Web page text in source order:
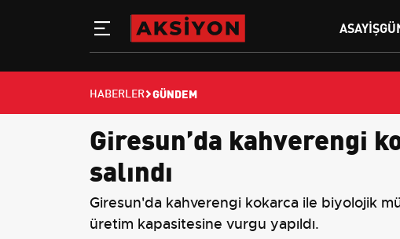
ASAYIŞ
HABERLER GÜNDEM
Giresun’da kahverengi
salındı
Giresun'da kahverengi kokarca ile biyolojik
üretim kapasitesine vurgu yapıldı.